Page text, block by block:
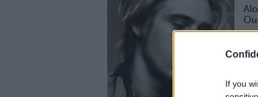
If you
1.